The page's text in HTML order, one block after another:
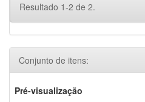
Resultado 1-2 de 2.
Conjunto de itens:
Pré-visualização